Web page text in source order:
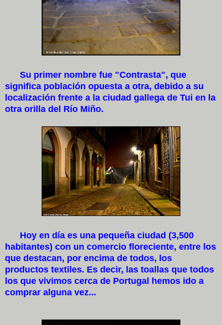
Su primer nombre fue "Contrasta", que
significa población opuesta a otra, debido a su
localización frente a la ciudad gallega de Tui en la
otra orilla del Río Miño.
Hoy en día es una pequeña ciudad (3,500
habitantes) con un comercio floreciente, entre los
que destacan, por encima de todos, los
productos textiles. Es decir, las toallas que todos
los que vivimos cerca de Portugal hemos ido a
comprar alguna vez...